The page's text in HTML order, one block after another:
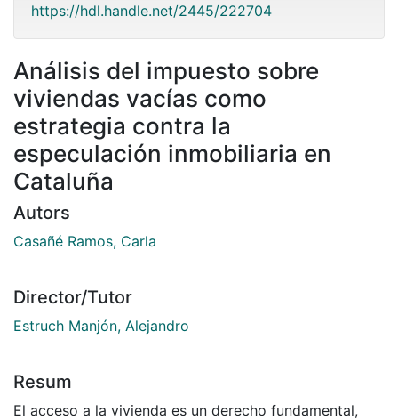
https://hdl.handle.net/2445/222704
Análisis del impuesto sobre
viviendas vacías como
estrategia contra la
especulación inmobiliaria en
Cataluña
Autors
Casañé Ramos, Carla
Director/Tutor
Estruch Manjón, Alejandro
Resum
El acceso a la vivienda es un derecho fundamental,